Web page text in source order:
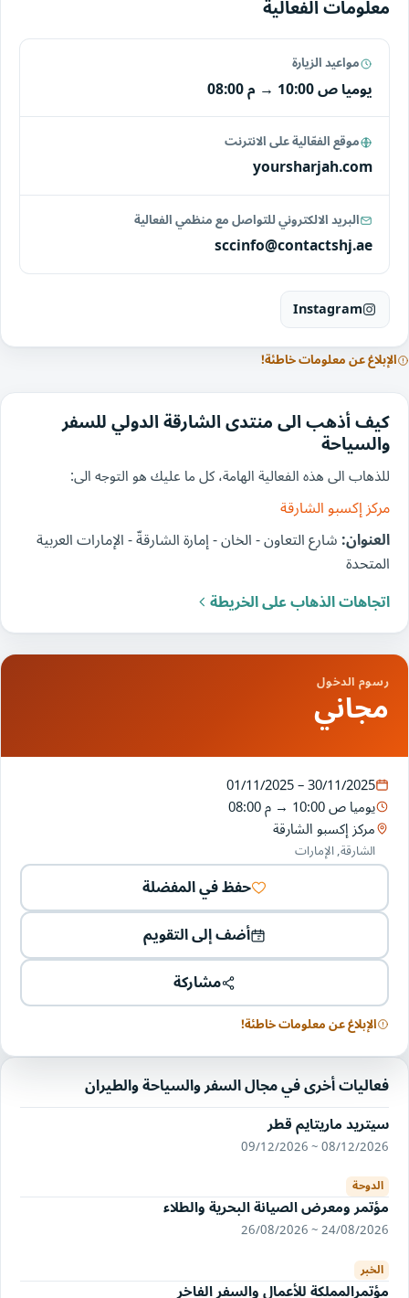
معلومات الفعالية
مواعيد الزيارة
يوميا10:00 ص → 08:00 م
موقع الفعّالية على الانترنت
yoursharjah.com
البريد الالكتروني للتواصل مع منظمي الفعالية
sccinfo@contactshj.ae
Instagram
الإبلاغ عن معلومات خاطئة!
كيف أذهب الى منتدى الشارقة الدولي للسفر
والسياحة
للذهاب الى هذه الفعالية الهامة، كل ما عليك هو التوجه الى:
مركز إكسبو الشارقة
العنوان:شارع التعاون - الخان - إمارة الشارقةّ - الإمارات العربية
المتحدة
اتجاهات الذهاب على الخريطة
رسوم الدخول
مجاني
01/11/2025 – 30/11/2025
يوميا10:00 ص →08:00 م
مركز إكسبو الشارقة
الشارقة, الإمارات
حفظ في المفضلة
أضف إلى التقويم
مشاركة
الإبلاغ عن معلومات خاطئة!
فعاليات أخرى في مجال السفر والسياحة والطيران
سيتريد ماريتايم قطر
08/12/2026 ~ 09/12/2026
الدوحة
مؤتمر ومعرض الصيانة البحرية والطلاء
24/08/2026 ~ 26/08/2026
الخبر
مؤتمرالمملكة للأعمال والسفر الفاخر